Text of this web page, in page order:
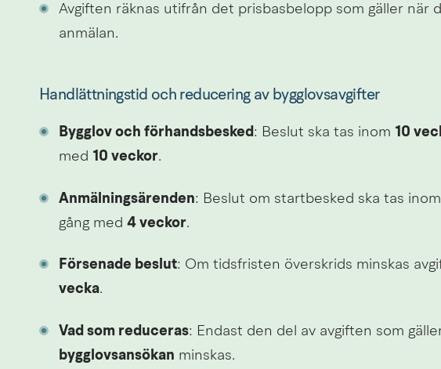
Avgiften räknas utifrån det prisbasbelopp som gäller när
anmälan.
Handlättningstid och reducering av bygglovsavgifter
Bygglov och förhandsbesked : Beslut ska tas inom 10
med 10 veckor.
Anmälningsärenden: Beslut om startbesked ska tas inom
gång med 4 veckor.
Försenade beslut: Om tidsfristen överskrids minskas
vecka.
Vad som reduceras: Endast den del av avgiften som
bygglovsansökan minskas.